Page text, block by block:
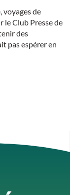
voyages de
le Club Presse de
des
pas espérer en